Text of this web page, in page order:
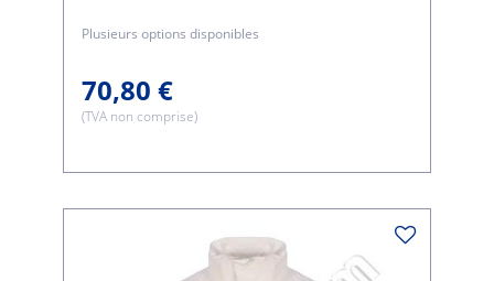
Plusieurs options disponibles
70,80 €
(TVA non comprise)